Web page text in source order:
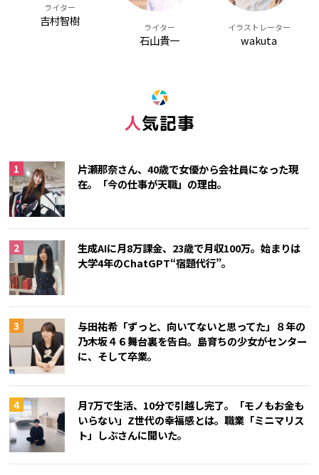
ライター
吉村智樹 ライター
石山貴一
イラストレーター
wakuta
人気記事
片瀬那奈さん、40歳で女優から会社員になった現
在。「今の仕事が天職」の理由。
生成AIに月8万課金、23歳で月収100万。始まりは
大学4年のChatGPT“宿題代行”。
与田祐希「ずっと、向いてないと思ってた」８年の
乃木坂４６舞台裏を告白。島育ちの少女がセンター
に、そして卒業。
月7万で生活、10分で引越し完了。「モノもお金も
いらない」Z世代の幸福感とは。職業「ミニマリス
ト」しぶさんに聞いた。